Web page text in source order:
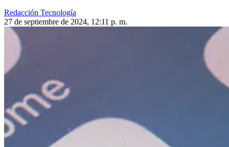
Redacción Tecnología
27 de septiembre de 2024, 12:11 p. m.